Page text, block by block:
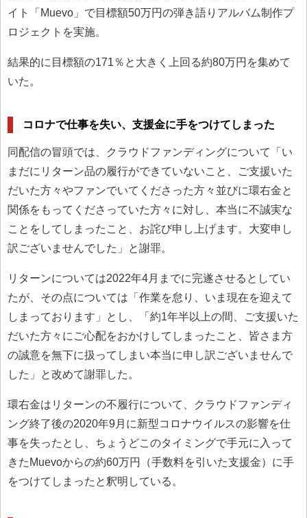
イト「Muevo」で目標額50万円の弾き語りアルバム制作プ
ロジェクトを実施。
結果的に目標額の171％と大きく上回る約80万円を集めて
いた。
コロナで仕事を失い、支援金に手をつけてしまった
同配信の冒頭では、クラウドファンディングについて「い
まだにリターン品の履行ができていないこと、ご支援いた
だいた方々やファンでいてくださった方々並びに環右金と
関係をもってくださっていた方々に対し、本当に不誠実な
ことをしてしまったこと、お詫び申し上げます。大変申し
訳ございませんでした」と謝罪。
リターンについては2022年4月までに完遂させるとしてい
たが、その点については「作業を怠り、いま現在を迎えて
しまっております」とし、「約1年半以上の間、ご支援いた
だいた方々にご心配をおかけしてしまったこと、皆さま方
の誠意を無下に扱ってしまい本当に申し訳ございませんで
した」と改めて謝罪した。
環右金はリターンの不履行について、クラウドファンディ
ング終了後の2020年9月に新型コロナウイルスの影響を仕
事を失ったとし、ちょうどこのタイミングで手元に入って
きたMuevoからの約60万円（手数料を引いた支援金）に手
をつけてしまったと釈明している。